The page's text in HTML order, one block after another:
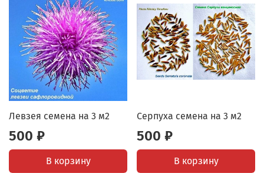
Левзея семена на 3 м2
500 ₽
В корзину
Серпуха семена на 3 м2
500 ₽
В корзину